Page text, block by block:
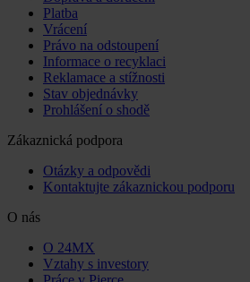
Platba
Vrácení
Právo na odstoupení
Informace o recyklaci
Reklamace a stížnosti
Stav objednávky
Prohlášení o shodě
Zákaznická podpora
Otázky a odpovědi
Kontaktujte zákaznickou podporu
O nás
O 24MX
Vztahy s investory